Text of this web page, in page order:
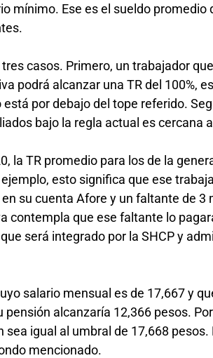
mínimo. Ese es el sueldo promedio
casos. Primero, un trabajador
podrá alcanzar una TR del 100%,
por debajo del tope referido.
bajo la regla actual es cercana
la TR promedio para los de la
esto significa que ese
su cuenta Afore y un faltante de 3
contempla que ese faltante lo
será integrado por la SHCP y
salario mensual es de 17,667 y
pensión alcanzaría 12,366 pesos.
igual al umbral de 17,668 pesos.
mencionado.